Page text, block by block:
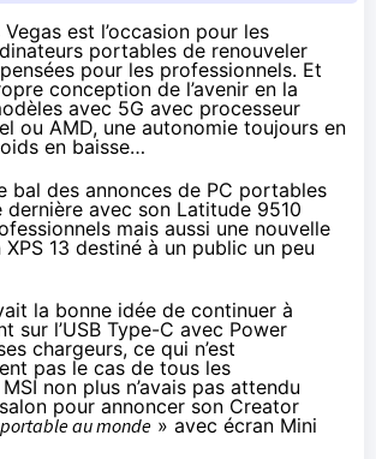
Vegas est l’occasion pour les
portables de renouveler
pour les professionnels. Et
conception de l’avenir en la
avec 5G avec processeur
ou AMD, une autonomie toujours en
en baisse…
bal des annonces de PC portables
dernière avec son Latitude 9510
mais aussi une nouvelle
13 destiné à un public un peu
la bonne idée de continuer à
sur l’USB Type-C avec Power
chargeurs, ce qui n’est
pas le cas de tous les
non plus n’avais pas attendu
pour annoncer son Creator
au monde » avec écran Mini